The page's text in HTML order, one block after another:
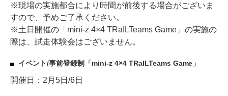
※現場の実施都合により時間が前後する場合がございま
すので、予めご了承ください。
※土日開催の「mini-z 4×4 TRaILTeams Game」の実施の
際は、試走体験会はございません。
イベント/事前登録制「mini-z 4×4 TRaILTeams Game」
開催日：2月5日/6日